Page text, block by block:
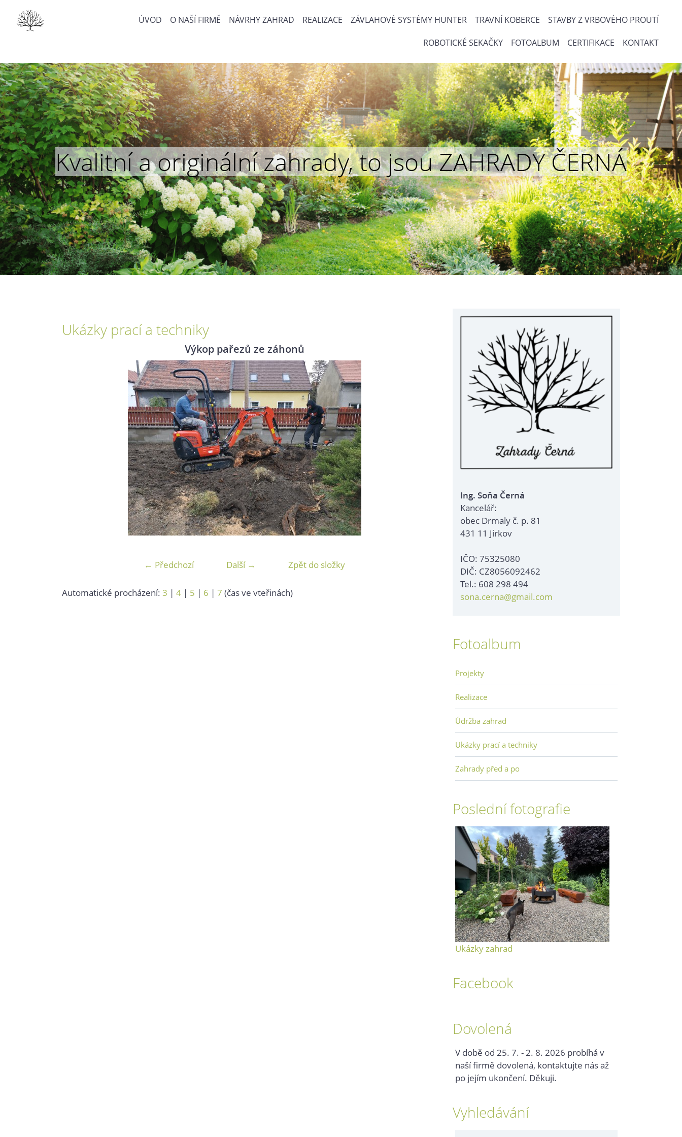
ÚVOD O NAŠÍ FIRMĚ NÁVRHY ZAHRAD REALIZACE ZÁVLAHOVÉ SYSTÉMY HUNTER TRAVNÍ KOBERCE STAVBY Z VRBOVÉHO PROUTÍ
ROBOTICKÉ SEKAČKY FOTOALBUM CERTIFIKACE KONTAKT
Kvalitní a originální zahrady, to jsou ZAHRADY ČERNÁ
Ukázky prací a techniky
Výkop pařezů ze záhonů
← Předchozí Další → Zpět do složky
Automatické procházení: 3 | 4 | 5 | 6 | 7 (čas ve vteřinách)
Ing. Soňa Černá
Kancelář:
obec Drmaly č. p. 81
431 11 Jirkov
IČO: 75325080
DIČ: CZ8056092462
Tel.: 608 298 494
sona.cerna@gmail.com
Fotoalbum
Projekty
Realizace
Údržba zahrad
Ukázky prací a techniky
Zahrady před a po
Poslední fotografie
Ukázky zahrad
Facebook
Dovolená
V době od 25. 7. - 2. 8. 2026 probíhá v
naší firmě dovolená, kontaktujte nás až
po jejím ukončení. Děkuji.
Vyhledávání